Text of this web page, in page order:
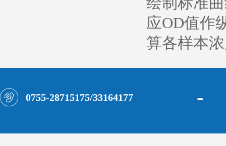
应OD值作
算各样本
0755-28715175/33164177 -